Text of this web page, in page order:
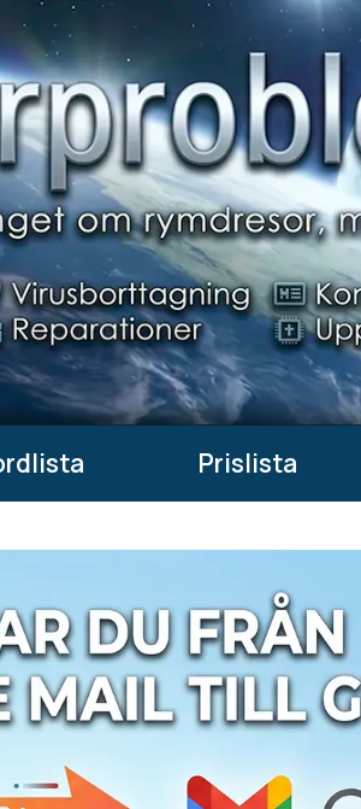
Prislista